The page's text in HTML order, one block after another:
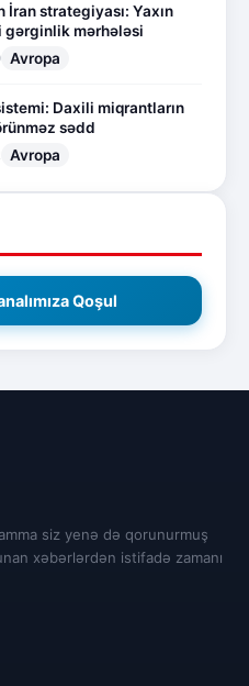
İran strategiyası: Yaxın
gərginlik mərhələsi
Avropa
Daxili miqrantların
sədd
Avropa
Qoşul
siz yenə də qorunurmuş
xəbərlərdən istifadə zamanı